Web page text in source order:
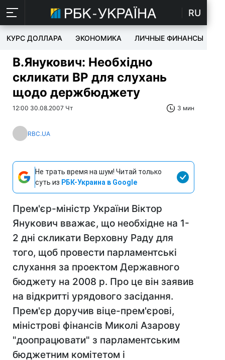
RU
КУРС ДОЛЛАРА ЭКОНОМИКА ЛИЧНЫЕ ФИНАНСЫ
В.Янукович: Необхідно
скликати ВР для слухань
щодо держбюджету
12:00 30.08.2007 Чт 3 мин
RBC.UA
Не трать время на шум! Читай только
суть из РБК-Украина в Google
Прем'єр-міністр України Віктор
Янукович вважає, що необхідне на 1-
2 дні скликати Верховну Раду для
того, щоб провести парламентські
слухання за проектом Державного
бюджету на 2008 р. Про це він заявив
на відкритті урядового засідання.
Прем'єр доручив віце-прем'єрові,
міністрові фінансів Миколі Азарову
"доопрацювати" з парламентським
бюджетним комітетом і